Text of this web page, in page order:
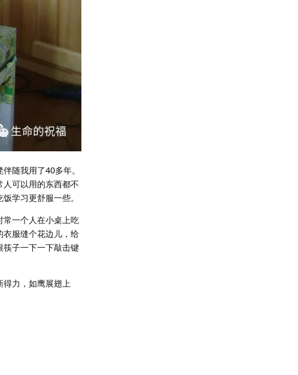
随我用了40多年。
可以用的东西都不
学习更舒服一些。
常一个人在小桌上吃
衣服缝个花边儿，给
筷子一下一下敲击键
得力，如鹰展翅上